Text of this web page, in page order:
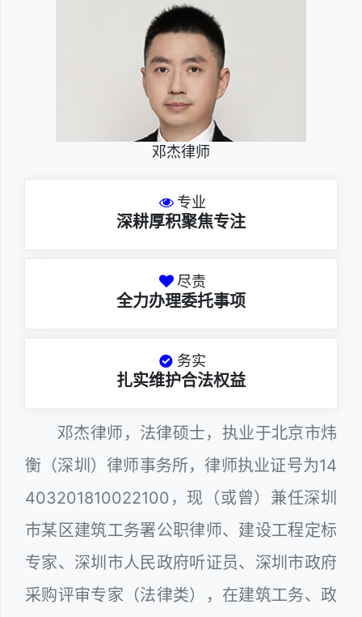
邓杰律师
专业
深耕厚积聚焦专注
尽责
全力办理委托事项
务实
扎实维护合法权益
邓杰律师，法律硕士，执业于北京市炜
衡（深圳）律师事务所，律师执业证号为14
403201810022100，现（或曾）兼任深圳
市某区建筑工务署公职律师、建设工程定标
专家、深圳市人民政府听证员、深圳市政府
采购评审专家（法律类），在建筑工务、政